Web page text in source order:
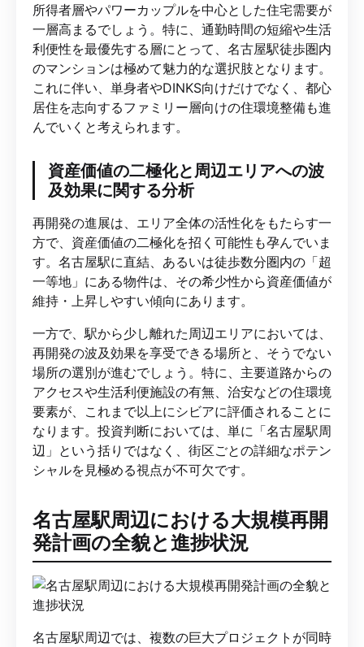
所得者層やパワーカップルを中心とした住宅需要が
一層高まるでしょう。特に、通勤時間の短縮や生活
利便性を最優先する層にとって、名古屋駅徒歩圏内
のマンションは極めて魅力的な選択肢となります。
これに伴い、単身者やDINKS向けだけでなく、都心
居住を志向するファミリー層向けの住環境整備も進
んでいくと考えられます。
資産価値の二極化と周辺エリアへの波
及効果に関する分析
再開発の進展は、エリア全体の活性化をもたらす一
方で、資産価値の二極化を招く可能性も孕んでいま
す。名古屋駅に直結、あるいは徒歩数分圏内の「超
一等地」にある物件は、その希少性から資産価値が
維持・上昇しやすい傾向にあります。
一方で、駅から少し離れた周辺エリアにおいては、
再開発の波及効果を享受できる場所と、そうでない
場所の選別が進むでしょう。特に、主要道路からの
アクセスや生活利便施設の有無、治安などの住環境
要素が、これまで以上にシビアに評価されることに
なります。投資判断においては、単に「名古屋駅周
辺」という括りではなく、街区ごとの詳細なポテン
シャルを見極める視点が不可欠です。
名古屋駅周辺における大規模再開
発計画の全貌と進捗状況
名古屋駅周辺では、複数の巨大プロジェクトが同時